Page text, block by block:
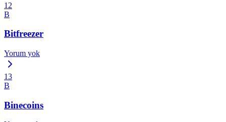
12
B
Bitfreezer
Yorum yok
13
B
Binecoins